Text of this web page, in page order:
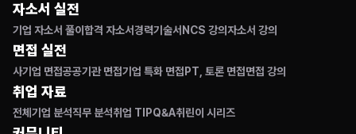
자소서 실전
기업 자소서 풀이 합격 자소서경력기술서 NCS 강의자소서 강의
면접 실전
사기업 면접공공기관 면접기업 특화 면접 PT, 토론 면접면접 강의
취업 자료
전체 기업 분석직무 분석취업 TIPQ&A취린이 시리즈